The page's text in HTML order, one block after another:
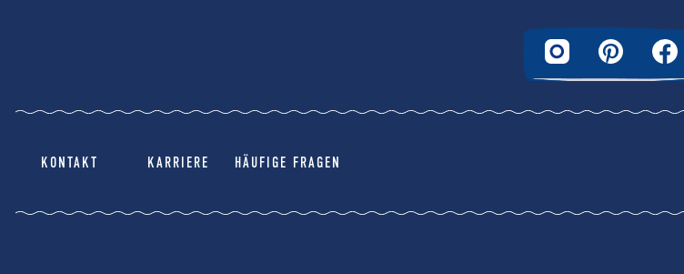
KONTAKT KARRIERE HÄUFIGE FRAGEN